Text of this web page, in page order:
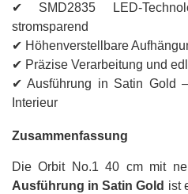
✔ SMD2835 LED-
stromsparend
✔ Höhenverstellbare
✔ Präzise Verarbeitung und
✔ Ausführung in Satin Gold
Interieur
Zusammenfassung
Die Orbit No.1 40 cm mit
Ausführung in Satin Gold ist